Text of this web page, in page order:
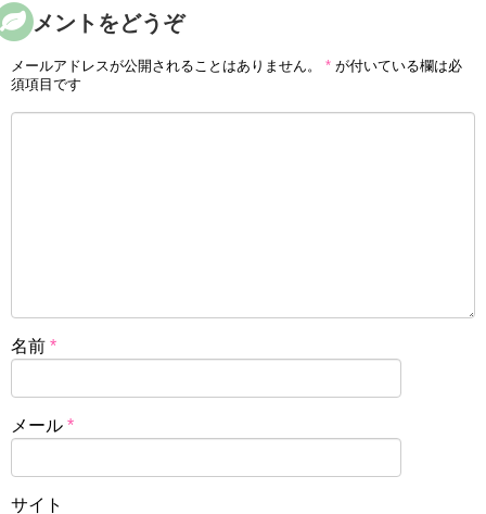
コメントをどうぞ
メールアドレスが公開されることはありません。 * が付いている欄は必
須項目です
名前 *
メール *
サイト